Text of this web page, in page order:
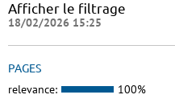
Afficher le filtrage
18/02/2026 15:25
PAGES
relevance: 100%